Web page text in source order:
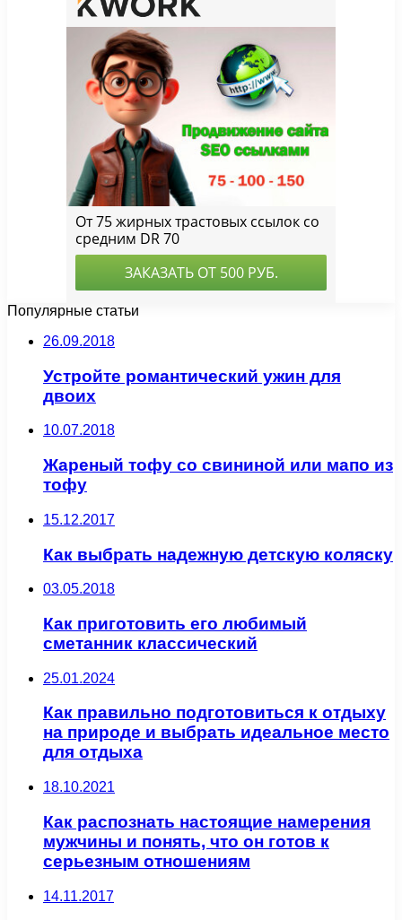
Популярные статьи
26.09.2018
Устройте романтический ужин для
двоих
10.07.2018
Жареный тофу со свининой или мапо из
тофу
15.12.2017
Как выбрать надежную детскую коляску
03.05.2018
Как приготовить его любимый
сметанник классический
25.01.2024
Как правильно подготовиться к отдыху
на природе и выбрать идеальное место
для отдыха
18.10.2021
Как распознать настоящие намерения
мужчины и понять, что он готов к
серьезным отношениям
14.11.2017